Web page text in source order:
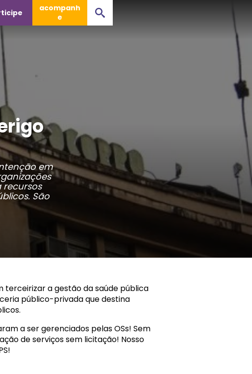
acompanh
e
em
recursos
São
terceirizar a gestão da saúde pública
público-privada que destina
a ser gerenciados pelas OSs! Sem
de serviços sem licitação! Nosso